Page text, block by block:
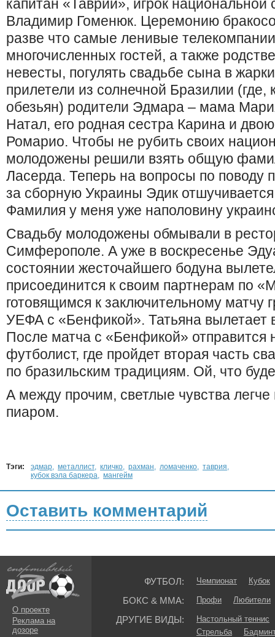
капитан «Таврии», игрок
Владимир Гоменюк. Церемонию
разве что самые ленивые
многочисленных гостей, а также
невесты, погулять свадьбе сына в
прилетели из солнечной Бразилии (где,
обезьян) родители Эдмара – мама
Натал, его родная сестра Карина и
Ромарио. Чтобы не рубить своих
молодожены решили взять общую
Ласерда. Теперь на вопросы по поводу
за сборную Украины Эдик
Фамилия у меня уже наполовину
Свадьбу молодожены обмывали в
Симферополе. А уже в воскресенье
состоянии жесточайшего бодуна
присоединится к своим партнерам по
готовящимся к заключительному матчу
УЕФА с «Бенфикой». Татьяна вылетает
После матча с «Бенфикой» отправится
футболист, где пройдет вторая часть
по бразильским традициям. Ой, что
А между прочим, светлые чувства легче
пиаром.
Тэги: эдмар, металлист, кличко, рахман, ломаченко, таврия,
кубок вэла баркера, мангейм
Оставить комментарий
О проекте
Реклама на
дозоре
ФУТБОЛ: Чемпионат Кубок
БОКС & ММА: Профи Любители
ДРУГИЕ ВИДЫ:
Настольный теннис
Стрельба